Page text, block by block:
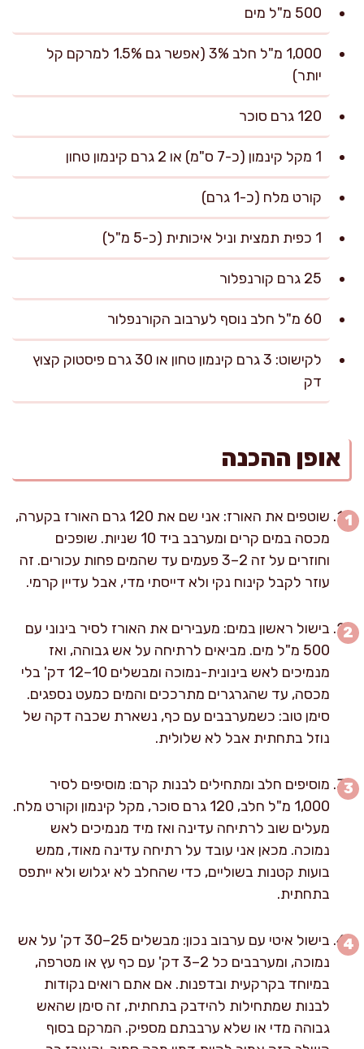
500 מ"ל מים
1,000 מ"ל חלב 3% (אפשר גם 1.5% למרקם קל
יותר)
120 גרם סוכר
1 מקל קינמון (כ-7 ס"מ) או 2 גרם קינמון טחון
קורט מלח (כ-1 גרם)
1 כפית תמצית וניל איכותית (כ-5 מ"ל)
25 גרם קורנפלור
60 מ"ל חלב נוסף לערבוב הקורנפלור
לקישוט: 3 גרם קינמון טחון או 30 גרם פיסטוק קצוץ
דק
אופן ההכנה
שוטפים את האורז: אני שם את 120 גרם האורז בקערה,
מכסה במים קרים ומערבב ביד 10 שניות. שופכים
וחוזרים על זה 2–3 פעמים עד שהמים פחות עכורים. זה
עוזר לקבל קינוח נקי ולא דייסתי מדי, אבל עדיין קרמי.
בישול ראשון במים: מעבירים את האורז לסיר בינוני עם
500 מ"ל מים. מביאים לרתיחה על אש גבוהה, ואז
מנמיכים לאש בינונית-נמוכה ומבשלים 10–12 דק' בלי
מכסה, עד שהגרגרים מתרככים והמים כמעט נספגים.
סימן טוב: כשמערבבים עם כף, נשארת שכבה דקה של
נוזל בתחתית אבל לא שלולית.
מוסיפים חלב ומתחילים לבנות קרם: מוסיפים לסיר
1,000 מ"ל חלב, 120 גרם סוכר, מקל קינמון וקורט מלח.
מעלים שוב לרתיחה עדינה ואז מיד מנמיכים לאש
נמוכה. מכאן אני עובד על רתיחה עדינה מאוד, ממש
בועות קטנות בשוליים, כדי שהחלב לא יגלוש ולא ייתפס
בתחתית.
בישול איטי עם ערבוב נכון: מבשלים 25–30 דק' על אש
נמוכה, ומערבבים כל 2–3 דק' עם כף עץ או מטרפה,
במיוחד בקרקעית ובדפנות. אם אתם רואים נקודות
לבנות שמתחילות להידבק בתחתית, זה סימן שהאש
גבוהה מדי או שלא ערבבתם מספיק. המרקם בסוף